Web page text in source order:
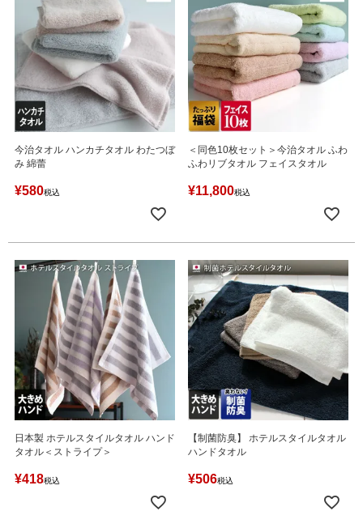
今治タオル ハンカチタオル わたつぼ
み 綿蕾
¥580税込
＜同色10枚セット＞今治タオル ふわ
ふわリブタオル フェイスタオル
¥11,800税込
日本製 ホテルスタイルタオル ハンド
タオル＜ストライプ＞
¥418税込
【制菌防臭】 ホテルスタイルタオル
ハンドタオル
¥506税込